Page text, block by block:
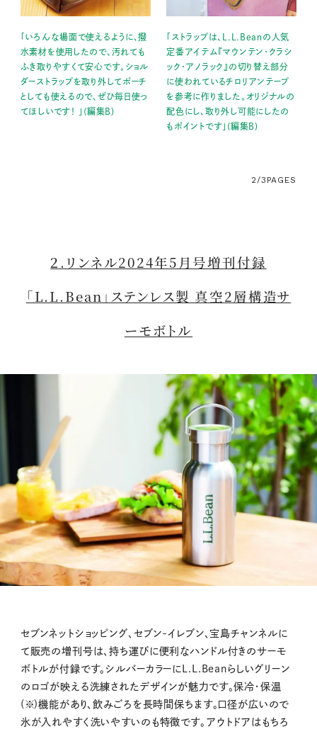
「いろんな場面で使えるように、撥
水素材を使用したので、汚れても
ふき取りやすくて安心です。ショル
ダーストラップを取り外してポーチ
としても使えるので、ぜひ毎日使っ
てほしいです！ 」(編集B)
「ストラップは、L.L.Beanの人気
定番アイテム『マウンテン・クラシ
ック・アノラック』の切り替え部分
に使われているチロリアンテープ
を参考に作りました。オリジナルの
配色にし、取り外し可能にしたの
もポイントです」(編集B)
2/3 PAGES
２.リンネル2024年5月号増刊付録
「L.L.Bean」ステンレス製 真空2層構造サ
ーモボトル
セブンネットショッピング、セブン-イレブン、宝島チャンネルに
て販売の増刊号は、持ち運びに便利なハンドル付きのサーモ
ボトルが付録です。シルバーカラーにL.L.Beanらしいグリーン
のロゴが映える洗練されたデザインが魅力です。保冷・保温
(※)機能があり、飲みごろを長時間保ちます。口径が広いので
氷が入れやすく洗いやすいのも特徴です。アウトドアはもちろ